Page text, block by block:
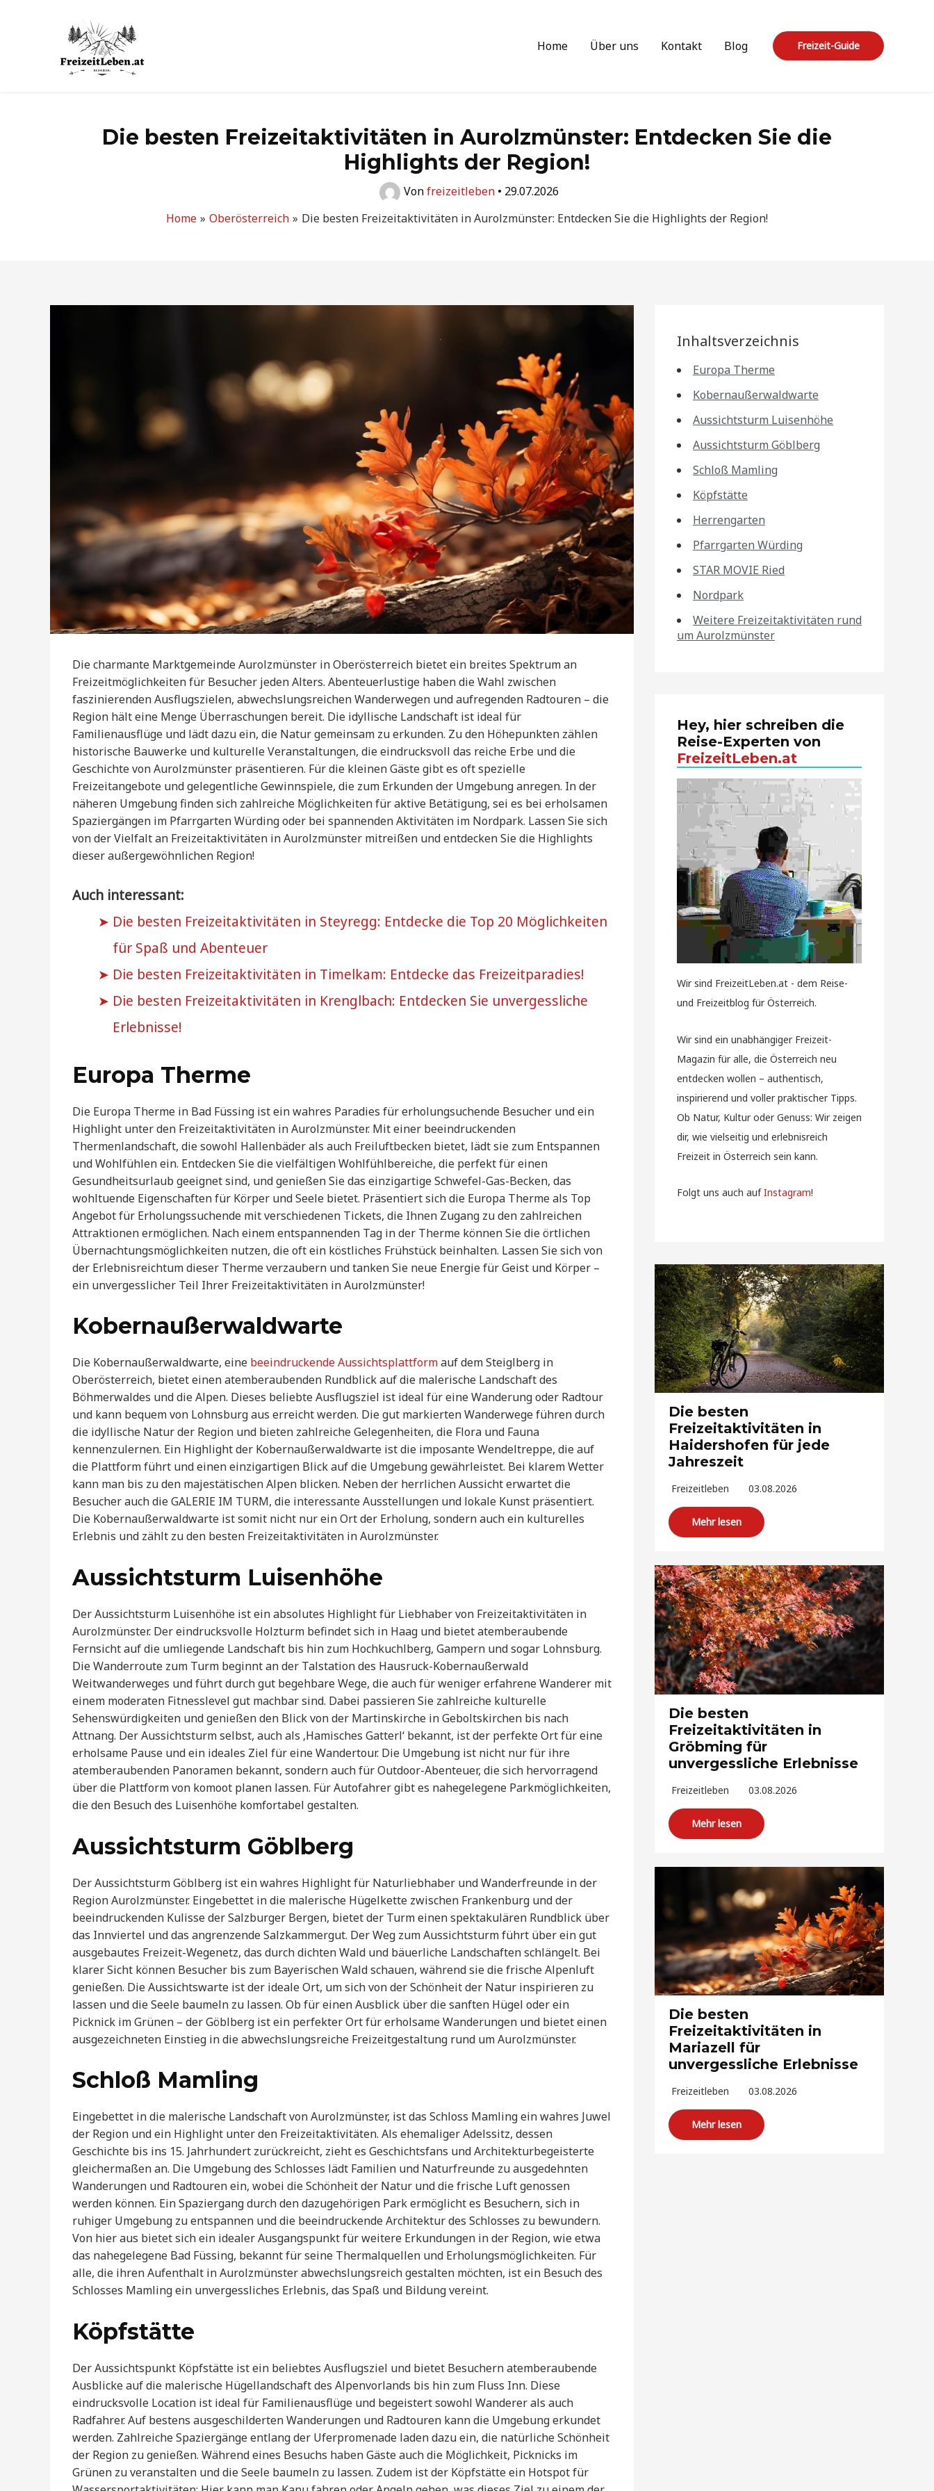
Home Über uns Kontakt Blog Freizeit-Guide
Die besten Freizeitaktivitäten in Aurolzmünster: Entdecken Sie die
Highlights der Region!
Vonfreizeitleben • 29.07.2026
Home
Oberösterreich Die besten Freizeitaktivitäten in Aurolzmünster: Entdecken Sie die Highlights der Region!
Die charmante Marktgemeinde Aurolzmünster in Oberösterreich bietet ein breites Spektrum an
Freizeitmöglichkeiten für Besucher jeden Alters. Abenteuerlustige haben die Wahl zwischen
faszinierenden Ausflugszielen, abwechslungsreichen Wanderwegen und aufregenden Radtouren – die
Region hält eine Menge Überraschungen bereit. Die idyllische Landschaft ist ideal für
Familienausflüge und lädt dazu ein, die Natur gemeinsam zu erkunden. Zu den Höhepunkten zählen
historische Bauwerke und kulturelle Veranstaltungen, die eindrucksvoll das reiche Erbe und die
Geschichte von Aurolzmünster präsentieren. Für die kleinen Gäste gibt es oft spezielle
Freizeitangebote und gelegentliche Gewinnspiele, die zum Erkunden der Umgebung anregen. In der
näheren Umgebung finden sich zahlreiche Möglichkeiten für aktive Betätigung, sei es bei erholsamen
Spaziergängen im Pfarrgarten Würding oder bei spannenden Aktivitäten im Nordpark. Lassen Sie sich
von der Vielfalt an Freizeitaktivitäten in Aurolzmünster mitreißen und entdecken Sie die Highlights
dieser außergewöhnlichen Region!
Auch interessant:
Die besten Freizeitaktivitäten in Steyregg: Entdecke die Top 20 Möglichkeiten
für Spaß und Abenteuer
Die besten Freizeitaktivitäten in Timelkam: Entdecke das Freizeitparadies!
Die besten Freizeitaktivitäten in Krenglbach: Entdecken Sie unvergessliche
Erlebnisse!
Europa Therme
Die Europa Therme in Bad Füssing ist ein wahres Paradies für erholungsuchende Besucher und ein
Highlight unter den Freizeitaktivitäten in Aurolzmünster. Mit einer beeindruckenden
Thermenlandschaft, die sowohl Hallenbäder als auch Freiluftbecken bietet, lädt sie zum Entspannen
und Wohlfühlen ein. Entdecken Sie die vielfältigen Wohlfühlbereiche, die perfekt für einen
Gesundheitsurlaub geeignet sind, und genießen Sie das einzigartige Schwefel-Gas-Becken, das
wohltuende Eigenschaften für Körper und Seele bietet. Präsentiert sich die Europa Therme als Top
Angebot für Erholungssuchende mit verschiedenen Tickets, die Ihnen Zugang zu den zahlreichen
Attraktionen ermöglichen. Nach einem entspannenden Tag in der Therme können Sie die örtlichen
Übernachtungsmöglichkeiten nutzen, die oft ein köstliches Frühstück beinhalten. Lassen Sie sich von
der Erlebnisreichtum dieser Therme verzaubern und tanken Sie neue Energie für Geist und Körper –
ein unvergesslicher Teil Ihrer Freizeitaktivitäten in Aurolzmünster!
Kobernaußerwaldwarte
Die Kobernaußerwaldwarte, eine beeindruckende Aussichtsplattformauf dem Steiglberg in
Oberösterreich, bietet einen atemberaubenden Rundblick auf die malerische Landschaft des
Böhmerwaldes und die Alpen. Dieses beliebte Ausflugsziel ist ideal für eine Wanderung oder Radtour
und kann bequem von Lohnsburg aus erreicht werden. Die gut markierten Wanderwege führen durch
die idyllische Natur der Region und bieten zahlreiche Gelegenheiten, die Flora und Fauna
kennenzulernen. Ein Highlight der Kobernaußerwaldwarte ist die imposante Wendeltreppe, die auf
die Plattform führt und einen einzigartigen Blick auf die Umgebung gewährleistet. Bei klarem Wetter
kann man bis zu den majestätischen Alpen blicken. Neben der herrlichen Aussicht erwartet die
Besucher auch die GALERIE IM TURM, die interessante Ausstellungen und lokale Kunst präsentiert.
Die Kobernaußerwaldwarte ist somit nicht nur ein Ort der Erholung, sondern auch ein kulturelles
Erlebnis und zählt zu den besten Freizeitaktivitäten in Aurolzmünster.
Aussichtsturm Luisenhöhe
Der Aussichtsturm Luisenhöhe ist ein absolutes Highlight für Liebhaber von Freizeitaktivitäten in
Aurolzmünster. Der eindrucksvolle Holzturm befindet sich in Haag und bietet atemberaubende
Fernsicht auf die umliegende Landschaft bis hin zum Hochkuchlberg, Gampern und sogar Lohnsburg.
Die Wanderroute zum Turm beginnt an der Talstation des Hausruck-Kobernaußerwald
Weitwanderweges und führt durch gut begehbare Wege, die auch für weniger erfahrene Wanderer mit
einem moderaten Fitnesslevel gut machbar sind. Dabei passieren Sie zahlreiche kulturelle
Sehenswürdigkeiten und genießen den Blick von der Martinskirche in Geboltskirchen bis nach
Attnang. Der Aussichtsturm selbst, auch als ‚Hamisches Gatterl‘ bekannt, ist der perfekte Ort für eine
erholsame Pause und ein ideales Ziel für eine Wandertour. Die Umgebung ist nicht nur für ihre
atemberaubenden Panoramen bekannt, sondern auch für Outdoor-Abenteuer, die sich hervorragend
über die Plattform von komoot planen lassen. Für Autofahrer gibt es nahegelegene Parkmöglichkeiten,
die den Besuch des Luisenhöhe komfortabel gestalten.
Aussichtsturm Göblberg
Der Aussichtsturm Göblberg ist ein wahres Highlight für Naturliebhaber und Wanderfreunde in der
Region Aurolzmünster. Eingebettet in die malerische Hügelkette zwischen Frankenburg und der
beeindruckenden Kulisse der Salzburger Bergen, bietet der Turm einen spektakulären Rundblick über
das Innviertel und das angrenzende Salzkammergut. Der Weg zum Aussichtsturm führt über ein gut
ausgebautes Freizeit-Wegenetz, das durch dichten Wald und bäuerliche Landschaften schlängelt. Bei
klarer Sicht können Besucher bis zum Bayerischen Wald schauen, während sie die frische Alpenluft
genießen. Die Aussichtswarte ist der ideale Ort, um sich von der Schönheit der Natur inspirieren zu
lassen und die Seele baumeln zu lassen. Ob für einen Ausblick über die sanften Hügel oder ein
Picknick im Grünen – der Göblberg ist ein perfekter Ort für erholsame Wanderungen und bietet einen
ausgezeichneten Einstieg in die abwechslungsreiche Freizeitgestaltung rund um Aurolzmünster.
Schloß Mamling
Eingebettet in die malerische Landschaft von Aurolzmünster, ist das Schloss Mamling ein wahres Juwel
der Region und ein Highlight unter den Freizeitaktivitäten. Als ehemaliger Adelssitz, dessen
Geschichte bis ins 15. Jahrhundert zurückreicht, zieht es Geschichtsfans und Architekturbegeisterte
gleichermaßen an. Die Umgebung des Schlosses lädt Familien und Naturfreunde zu ausgedehnten
Wanderungen und Radtouren ein, wobei die Schönheit der Natur und die frische Luft genossen
werden können. Ein Spaziergang durch den dazugehörigen Park ermöglicht es Besuchern, sich in
ruhiger Umgebung zu entspannen und die beeindruckende Architektur des Schlosses zu bewundern.
Von hier aus bietet sich ein idealer Ausgangspunkt für weitere Erkundungen in der Region, wie etwa
das nahegelegene Bad Füssing, bekannt für seine Thermalquellen und Erholungsmöglichkeiten. Für
alle, die ihren Aufenthalt in Aurolzmünster abwechslungsreich gestalten möchten, ist ein Besuch des
Schlosses Mamling ein unvergessliches Erlebnis, das Spaß und Bildung vereint.
Köpfstätte
Der Aussichtspunkt Köpfstätte ist ein beliebtes Ausflugsziel und bietet Besuchern atemberaubende
Ausblicke auf die malerische Hügellandschaft des Alpenvorlands bis hin zum Fluss Inn. Diese
eindrucksvolle Location ist ideal für Familienausflüge und begeistert sowohl Wanderer als auch
Radfahrer. Auf bestens ausgeschilderten Wanderungen und Radtouren kann die Umgebung erkundet
werden. Zahlreiche Spaziergänge entlang der Uferpromenade laden dazu ein, die natürliche Schönheit
der Region zu genießen. Während eines Besuchs haben Gäste auch die Möglichkeit, Picknicks im
Grünen zu veranstalten und die Seele baumeln zu lassen. Zudem ist der Köpfstätte ein Hotspot für
Inhaltsverzeichnis
Europa Therme
Kobernaußerwaldwarte
Aussichtsturm Luisenhöhe
Aussichtsturm Göblberg
Schloß Mamling
Köpfstätte
Herrengarten
Pfarrgarten Würding
STAR MOVIE Ried
Nordpark
Weitere Freizeitaktivitäten rund
um Aurolzmünster
Hey, hier schreiben die
Reise-Experten von
FreizeitLeben.at
Wir sind FreizeitLeben.at - dem Reise-
und Freizeitblog für Österreich.
Wir sind ein unabhängiger Freizeit-
Magazin für alle, die Österreich neu
entdecken wollen – authentisch,
inspirierend und voller praktischer Tipps.
Ob Natur, Kultur oder Genuss: Wir zeigen
dir, wie vielseitig und erlebnisreich
Freizeit in Österreich sein kann.
Folgt uns auch aufInstagram!
Die besten
Freizeitaktivitäten in
Haidershofen für jede
Jahreszeit
Freizeitleben 03.08.2026
Mehr lesen
Die besten
Freizeitaktivitäten in
Gröbming für
unvergessliche Erlebnisse
Freizeitleben 03.08.2026
Mehr lesen
Die besten
Freizeitaktivitäten in
Mariazell für
unvergessliche Erlebnisse
Freizeitleben 03.08.2026
Mehr lesen